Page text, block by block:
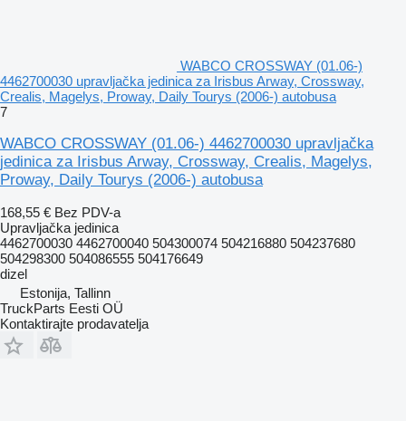
WABCO CROSSWAY (01.06-)
4462700030 upravljačka jedinica za Irisbus Arway, Crossway,
Crealis, Magelys, Proway, Daily Tourys (2006-) autobusa
7
WABCO CROSSWAY (01.06-) 4462700030 upravljačka
jedinica za Irisbus Arway, Crossway, Crealis, Magelys,
Proway, Daily Tourys (2006-) autobusa
168,55 € Bez PDV-a
Upravljačka jedinica
4462700030 4462700040 504300074 504216880 504237680
504298300 504086555 504176649
dizel
Estonija, Tallinn
TruckParts Eesti OÜ
Kontaktirajte prodavatelja